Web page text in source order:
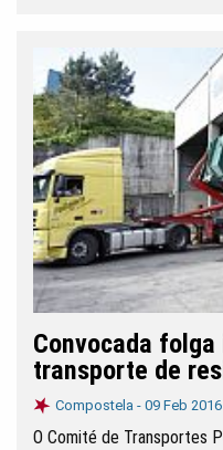
Convocada
transporte de
Compostela - 09 Feb 2016
O Comité de Transportes